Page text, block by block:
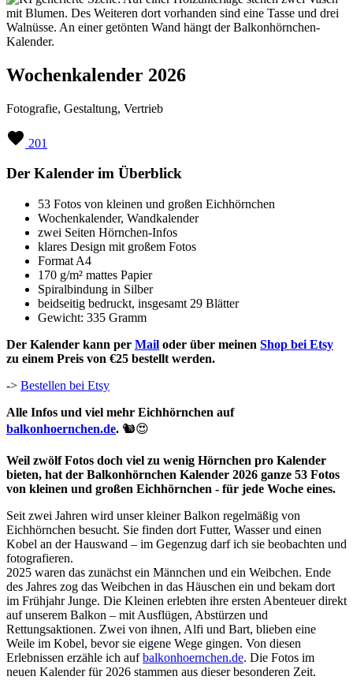
Wochenkalender 2026
Fotografie, Gestaltung, Vertrieb
201
Der Kalender im Überblick
53 Fotos von kleinen und großen Eichhörnchen
Wochenkalender, Wandkalender
zwei Seiten Hörnchen-Infos
klares Design mit großem Fotos
Format A4
170 g/m² mattes Papier
Spiralbindung in Silber
beidseitig bedruckt, insgesamt 29 Blätter
Gewicht: 335 Gramm
Der Kalender kann per Mail oder über meinen Shop bei Etsy
zu einem Preis von €25 bestellt werden.
-> Bestellen bei Etsy
Alle Infos und viel mehr Eichhörnchen auf
balkonhoernchen.de. 🐿️😍
Weil zwölf Fotos doch viel zu wenig Hörnchen pro Kalender
bieten, hat der Balkonhörnchen Kalender 2026 ganze 53 Fotos
von kleinen und großen Eichhörnchen - für jede Woche eines.
Seit zwei Jahren wird unser kleiner Balkon regelmäßig von
Eichhörnchen besucht. Sie finden dort Futter, Wasser und einen
Kobel an der Hauswand – im Gegenzug darf ich sie beobachten und
fotografieren.
2025 waren das zunächst ein Männchen und ein Weibchen. Ende
des Jahres zog das Weibchen in das Häuschen ein und bekam dort
im Frühjahr Junge. Die Kleinen erlebten ihre ersten Abenteuer direkt
auf unserem Balkon – mit Ausflügen, Abstürzen und
Rettungsaktionen. Zwei von ihnen, Alfi und Bart, blieben eine
Weile im Kobel, bevor sie eigene Wege gingen. Von diesen
Erlebnissen erzähle ich aufbalkonhoernchen.de. Die Fotos im
neuen Kalender für 2026 stammen aus dieser besonderen Zeit.